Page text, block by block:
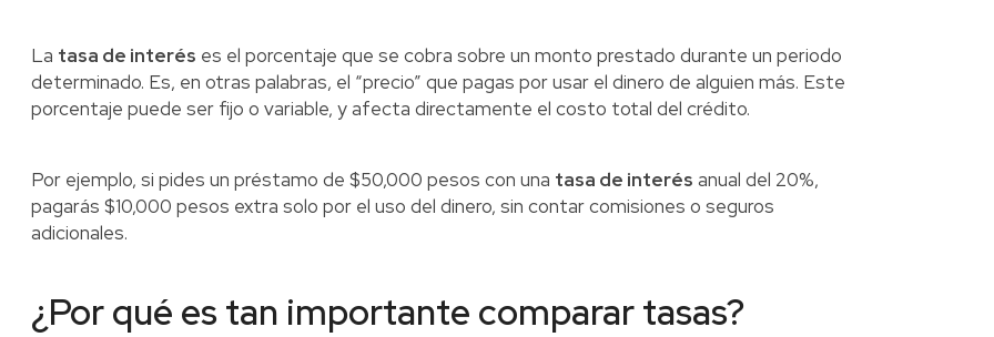
La tasa de interés es el porcentaje que se cobra sobre un monto prestado durante un periodo
determinado. Es, en otras palabras, el “precio” que pagas por usar el dinero de alguien más. Este
porcentaje puede ser fijo o variable, y afecta directamente el costo total del crédito.
Por ejemplo, si pides un préstamo de $50,000 pesos con una tasa de interés anual del 20%,
pagarás $10,000 pesos extra solo por el uso del dinero, sin contar comisiones o seguros
adicionales.
¿Por qué es tan importante comparar tasas?